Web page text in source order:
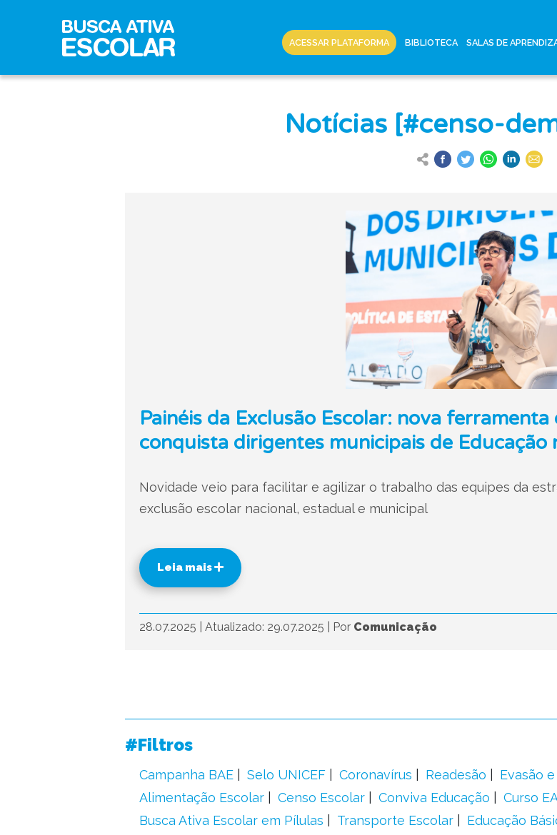
ACESSAR PLATAFORMA BIBLIOTECA SALAS DE
Notícias [#censo-
Painéis da Exclusão Escolar: nova
conquista dirigentes municipais de Educação
Novidade veio para facilitar e agilizar o trabalho das equipes da
exclusão escolar nacional, estadual e municipal
Leia mais
28.07.2025 Atualizado: 29.07.2025 Por Comunicação
#Filtros
Campanha BAE Selo UNICEF Coronavírus Readesão Evasão
Alimentação Escolar
Censo Escolar Conviva Educação Curso
Busca Ativa Escolar em Pílulas
Transporte Escolar Educação